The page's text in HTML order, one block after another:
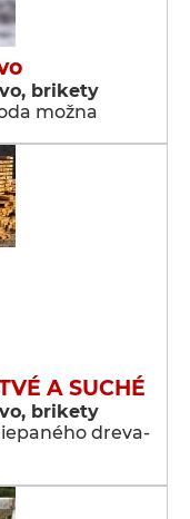
brikety
možna
A SUCHÉ
brikety
dreva-